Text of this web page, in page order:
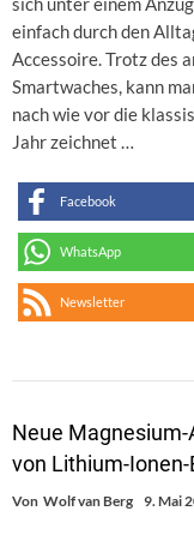
einfach durch den
Accessoire. Trotz des
Smartwaches, kann
nach wie vor die
Jahr zeichnet …
Facebook
WhatsApp
Newsletter
Neue
von Lithium-
Von Wolf van Berg 9. Mai